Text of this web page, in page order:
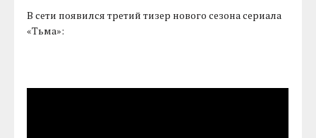
В сети появился третий тизер нового сезона сериала
«Тьма»: